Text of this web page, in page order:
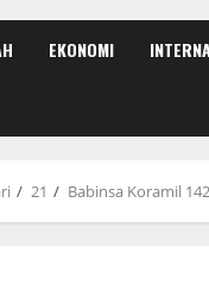
EKONOMI
21 Babinsa Koramil